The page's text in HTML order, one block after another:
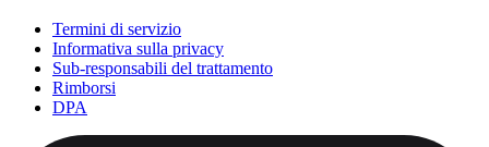
Termini di servizio
Informativa sulla privacy
Sub-responsabili del trattamento
Rimborsi
DPA